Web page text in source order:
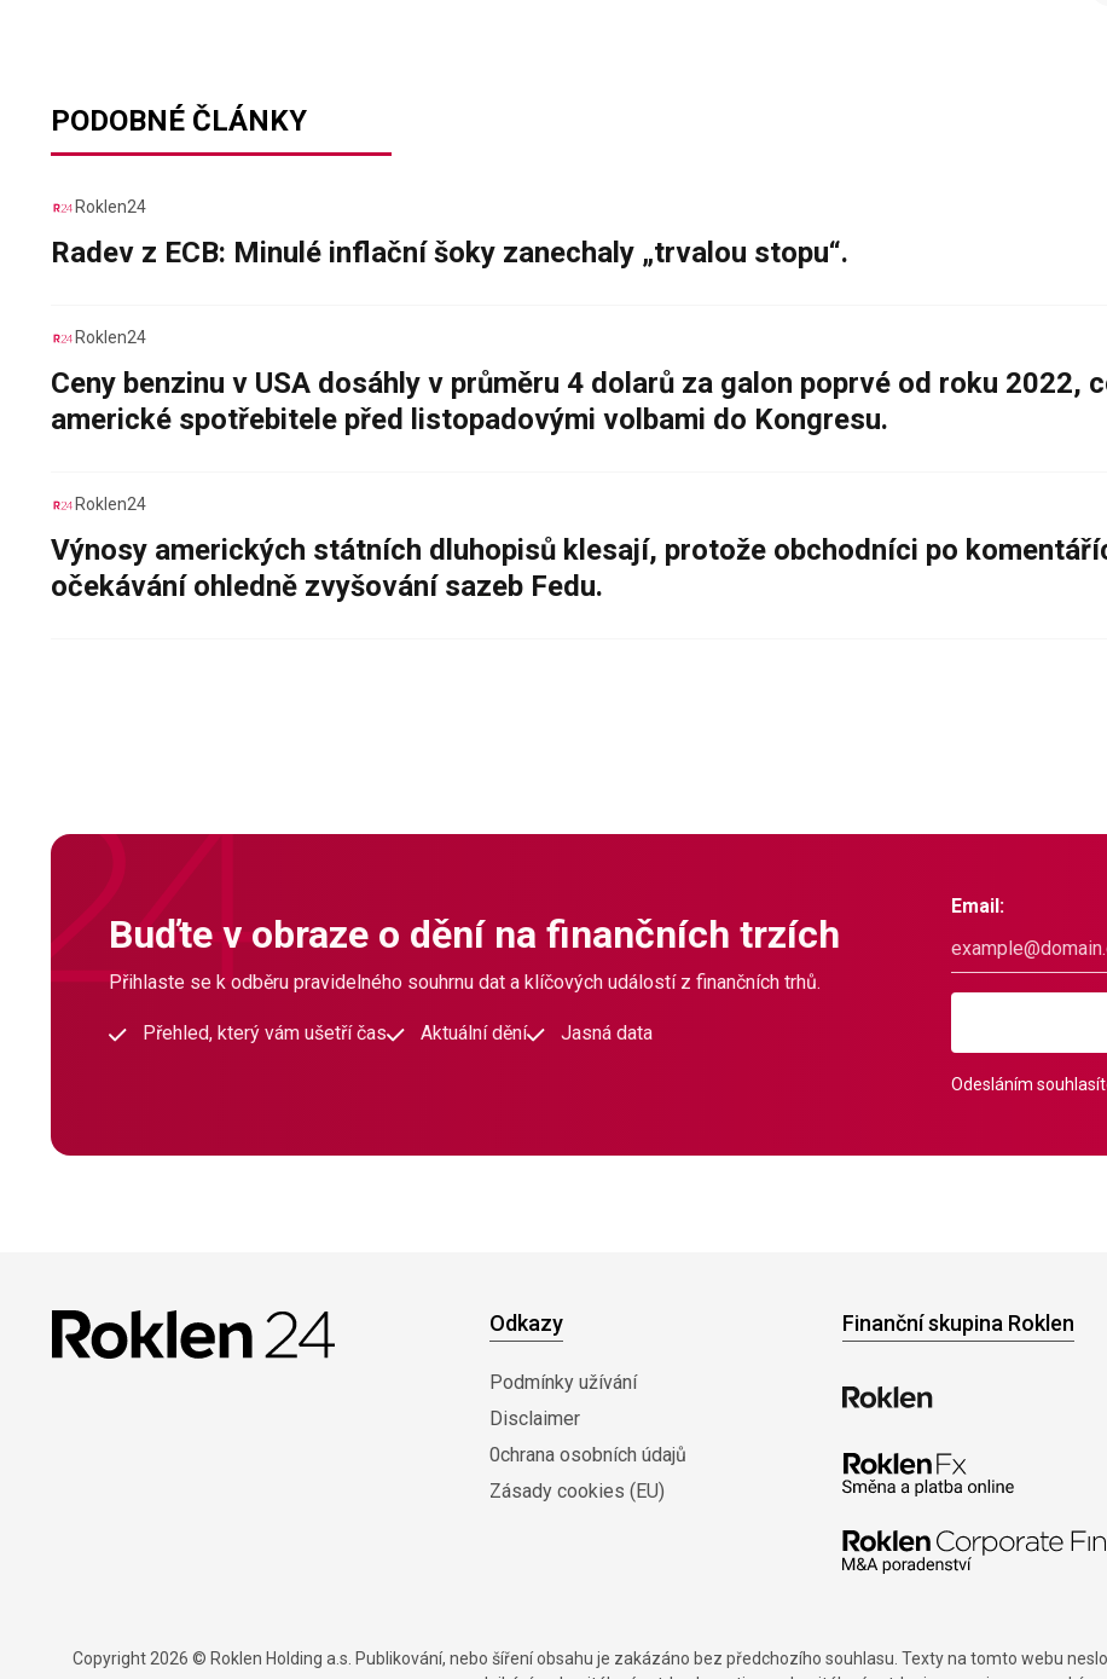
PODOBNÉ ČLÁNKY
Roklen24
Radev z ECB: Minulé inflační šoky zanechaly „trvalou stopu“.
Roklen24
Ceny benzinu v USA dosáhly v průměru 4 dolarů za galon poprvé od roku 2022,
americké spotřebitele před listopadovými volbami do Kongresu.
Roklen24
Výnosy amerických státních dluhopisů klesají, protože obchodníci po
očekávání ohledně zvyšování sazeb Fedu.
Buďte v obraze o dění na finančních trzích
Přihlaste se k odběru pravidelného souhrnu dat a klíčových událostí z finančních trhů.
Přehled, který vám ušetří čas Aktuální dění Jasná data
Email:
Odesláním
Odkazy
Podmínky užívání
Disclaimer
0chrana osobních údajů
Zásady cookies (EU)
Finanční skupina Roklen
Copyright 2026 © Roklen Holding a.s. Publikování, nebo šíření obsahu je zakázáno bez předchozího souhlasu. Texty na tomto webu